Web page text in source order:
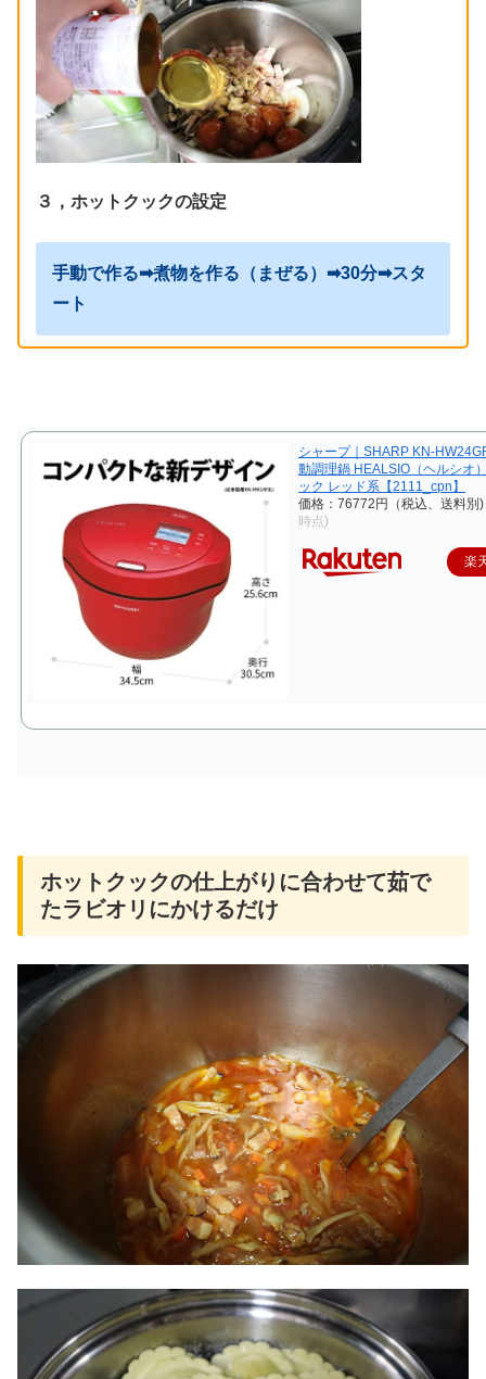
３，ホットクックの設定
手動で作る➡煮物を作る（まぜる）➡30分➡スタ
ート
シャープ｜SHARP KN-
動調理鍋 HEALSIO（ヘルシオ
ック レッド系【2111_cpn】
価格：76772円（税込、送料別)
時点)
楽
ホットクックの仕上がりに合わせて茹で
たラビオリにかけるだけ